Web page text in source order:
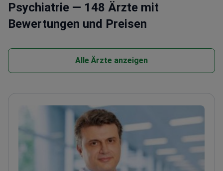
Psychiatrie — 148 Ärzte mit
Bewertungen und Preisen
Alle Ärzte anzeigen